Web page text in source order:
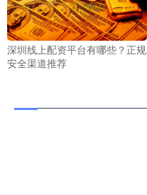
深圳线上配资平台有哪些？正规
安全渠道推荐